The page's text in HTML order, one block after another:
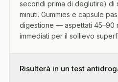
secondi prima di deglutire) di
minuti. Gummies e capsule
digestione — aspettati 45–90
immediati per il sollievo
Risulterà in un test